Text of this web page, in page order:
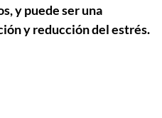
y puede ser una
y reducción del estrés.